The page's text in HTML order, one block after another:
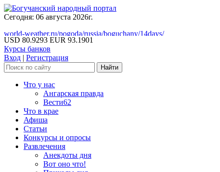
Сегодня: 06 августа 2026г.
world-weather.ru/pogoda/russia/boguchany/14days/
USD 80.9293 EUR 93.1901
Курсы банков
Вход | Регистрация
Что у нас
Ангарская правда
Вести62
Что в крае
Афиша
Статьи
Конкурсы и опросы
Развлечения
Анекдоты дня
Вот оно что!